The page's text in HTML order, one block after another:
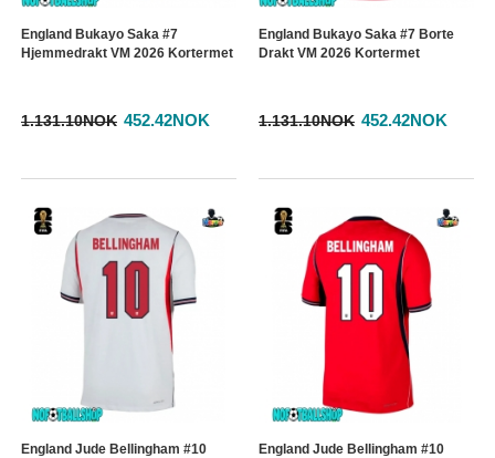
England Bukayo Saka #7
Hjemmedrakt VM 2026 Kortermet
1.131.10NOK 452.42NOK
England Bukayo Saka #7 Borte
Drakt VM 2026 Kortermet
1.131.10NOK 452.42NOK
England Jude Bellingham #10
England Jude Bellingham #10